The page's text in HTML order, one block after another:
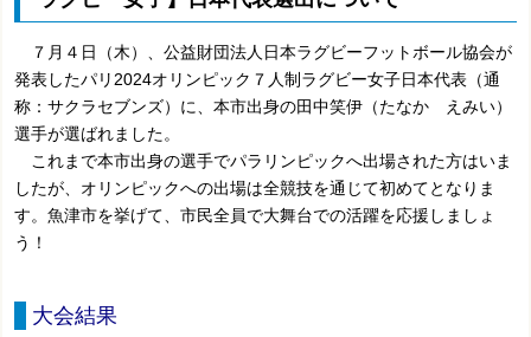
７月４日（木）、公益財団法人日本ラグビーフットボール協会が
発表したパリ2024オリンピック７人制ラグビー女子日本代表（通
称：サクラセブンズ）に、本市出身の田中笑伊（たなか えみい）
選手が選ばれました。
これまで本市出身の選手でパラリンピックへ出場された方はいま
したが、オリンピックへの出場は全競技を通じて初めてとなりま
す。魚津市を挙げて、市民全員で大舞台での活躍を応援しましょ
う！
大会結果